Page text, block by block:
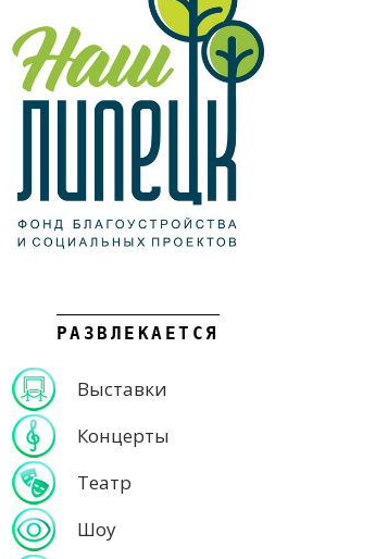
РАЗВЛЕКАЕТСЯ
Выставки
Концерты
Театр
Шоу